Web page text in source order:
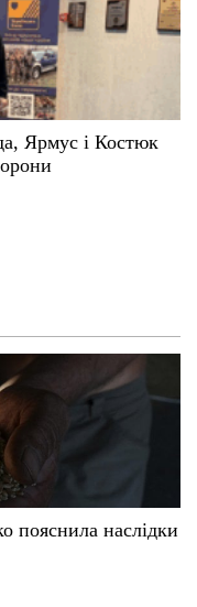
Ярмус і Костюк
пояснила наслідки